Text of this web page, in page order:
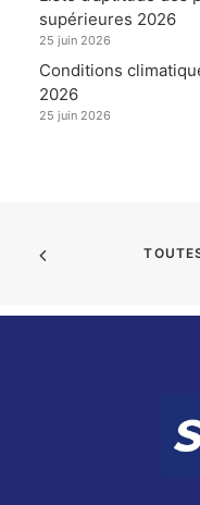
supérieures 2026
25 juin 2026
Conditions
2026
25 juin 2026